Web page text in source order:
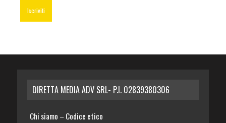
DIRETTA MEDIA ADV SRL- P.I. 02839380306
Chi siamo – Codice etico